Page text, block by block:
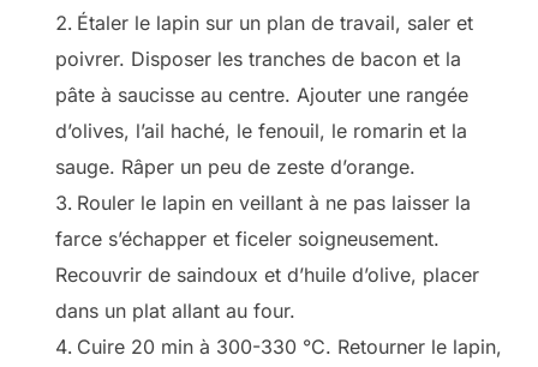
Étaler le lapin sur un plan de travail, saler et
poivrer. Disposer les tranches de bacon et la
pâte à saucisse au centre. Ajouter une rangée
d’olives, l’ail haché, le fenouil, le romarin et la
sauge. Râper un peu de zeste d’orange.
Rouler le lapin en veillant à ne pas laisser la
farce s’échapper et ficeler soigneusement.
Recouvrir de saindoux et d’huile d’olive, placer
dans un plat allant au four.
Cuire 20 min à 300-330 °C. Retourner le lapin,